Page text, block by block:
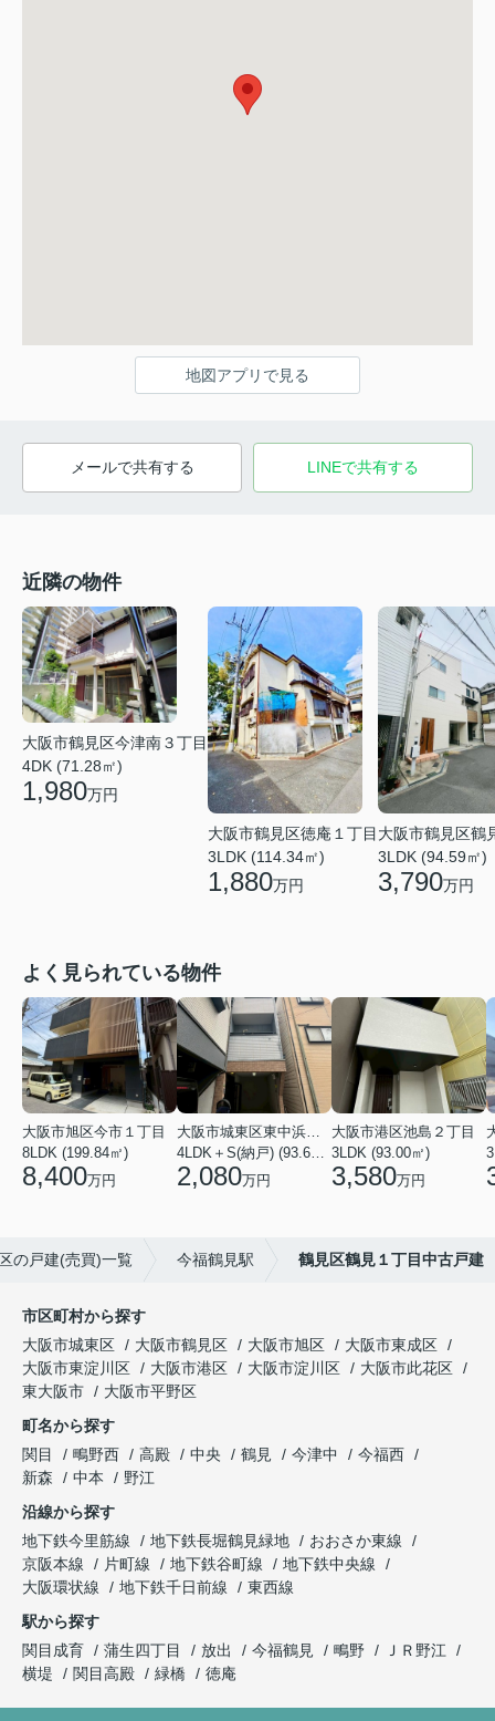
地図アプリで見る
メールで共有する LINEで共有する
近隣の物件
大阪市鶴見区今津南３丁目
4DK (71.28㎡)
1,980万円
大阪市鶴見区徳庵１丁目
3LDK (114.34㎡)
1,880万円
大阪市鶴見区鶴
3LDK (94.59㎡)
3,790万円
よく見られている物件
大阪市旭区今市１丁目
8LDK (199.84㎡)
8,400万円 2,080万円
大阪市港区池島２丁目
3LDK (93.00㎡)
3,580万円
の戸建(売買)一覧 今福鶴見駅 鶴見区鶴見１丁目中古戸建
市区町村から探す
大阪市城東区
大阪市鶴見区 大阪市旭区
大阪市東成区
大阪市東淀川区
大阪市港区 大阪市淀川区
大阪市此花区
東大阪市
大阪市平野区
町名から探す
関目
鴫野西 高殿 中央 鶴見 今津中
今福西
新森
中本
野江
沿線から探す
地下鉄今里筋線
地下鉄長堀鶴見緑地
おおさか東線
京阪本線
片町線 地下鉄谷町線
地下鉄中央線
大阪環状線
地下鉄千日前線
東西線
駅から探す
関目成育
蒲生四丁目 放出 今福鶴見 鴫野
ＪＲ野江
横堤
関目高殿 緑橋 徳庵